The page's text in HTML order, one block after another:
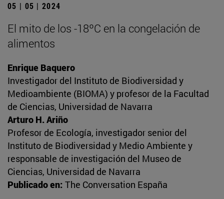
05 | 05 | 2024
El mito de los -18ºC en la congelación de
alimentos
Enrique Baquero
Investigador del Instituto de Biodiversidad y
Medioambiente (BIOMA) y profesor de la Facultad
de Ciencias, Universidad de Navarra
Arturo H. Ariño
Profesor de Ecología, investigador senior del
Instituto de Biodiversidad y Medio Ambiente y
responsable de investigación del Museo de
Ciencias, Universidad de Navarra
Publicado en: The Conversation España